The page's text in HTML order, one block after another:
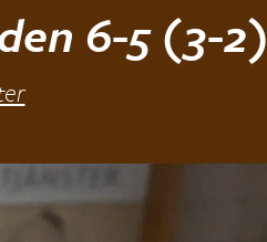
6-5 (3-2)